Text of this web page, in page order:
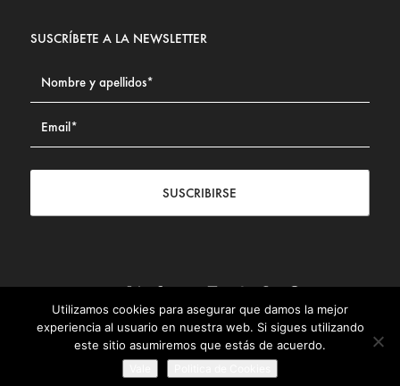
SUSCRÍBETE A LA NEWSLETTER
SUSCRIBIRSE
Contacto | Aviso legal | Política de privacidad | Política de
Cookies
© Fundación Civismo 2025
Utilizamos cookies para asegurar que damos la mejor
experiencia al usuario en nuestra web. Si sigues utilizando
este sitio asumiremos que estás de acuerdo.